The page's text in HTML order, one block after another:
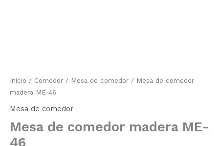
Inicio / Comedor / Mesa de comedor / Mesa de comedor
madera ME-46
Mesa de comedor
Mesa de comedor madera ME-
46
1.361,25 €